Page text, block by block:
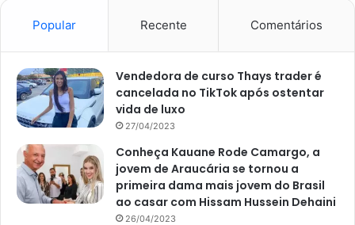
disponha de furos em sua base, além da camada de
você pode tanto utilizar a argila expandida, quanto
pequenas britas de jardim. O substrato, por sua vez, deve
ser altamente drenável, com boa fertilidade e conteúdo
orgânico. Desta maneira, faça um
areia vermiculita e húmus de minhoca.
Cuidados
Popular Recente Comentários
Vendedora de curso Thays trader é
cancelada no TikTok após ostentar
vida de luxo
27/04/2023
Conheça Kauane Rode Camargo, a
jovem de Araucária se tornou a
primeira dama mais jovem do Brasil
ao casar com Hissam Hussein Dehaini
26/04/2023